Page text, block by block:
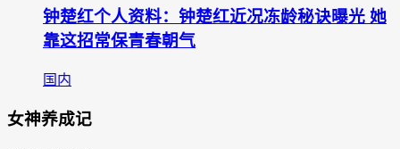
钟楚红个人资料：钟楚红近况冻龄秘诀曝光 她
靠这招常保青春朝气
国内
女神养成记